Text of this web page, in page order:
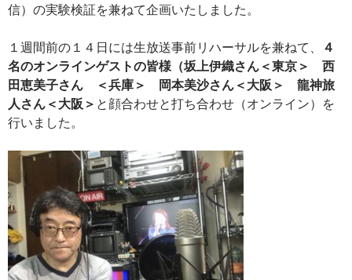
信）の実験検証を兼ねて企画いたしました。
１週間前の１４日には生放送事前リハーサルを兼ねて、
４
名のオンラインゲストの皆様（坂上伊織さん＜東京＞ 西
田恵美子さん ＜兵庫＞ 岡本美沙さん＜大阪＞ 龍神旅
人さん＜大阪＞ と顔合わせと打ち合わせ（オンライン）を
行いました。